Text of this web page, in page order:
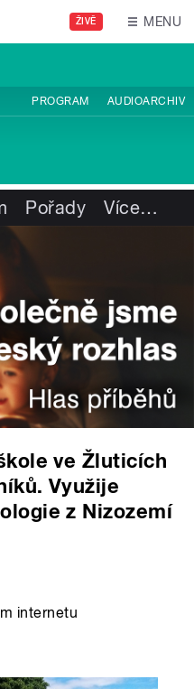
ŽIVĚ MENU
PROGRAM AUDIOARCHIV
Pořady Více…
ve Žluticích
Využije
z Nizozemí
internetu